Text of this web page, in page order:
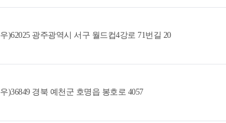
우)62025 광주광역시 서구 월드컵4강로 71번길 20
우)36849 경북 예천군 호명읍 봉호로 4057